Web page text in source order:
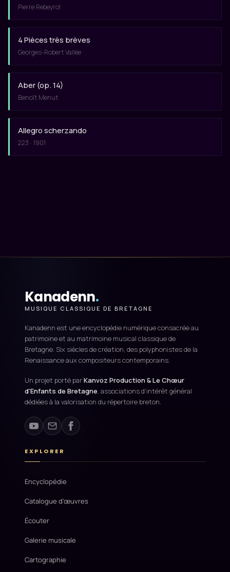
Pierre Rebeyrol
4 Pièces très brèves
Georges-Robert Vallée
Aber (op. 14)
Benoît Menut
Allegro scherzando
223 · 1901
Kanadenn.
MUSIQUE CLASSIQUE DE BRETAGNE
Kanadenn est une encyclopédie numérique consacrée au
patrimoine et au matrimoine musical classique de
Bretagne. Six siècles de création, des polyphonistes de la
Renaissance aux compositeurs contemporains.
Un projet porté parKanvoz Production & Le Chœur
d'Enfants de Bretagne, associations d'intérêt général
dédiées à la valorisation du répertoire breton.
EXPLORER
Encyclopédie
Catalogue d'œuvres
Écouter
Galerie musicale
Cartographie